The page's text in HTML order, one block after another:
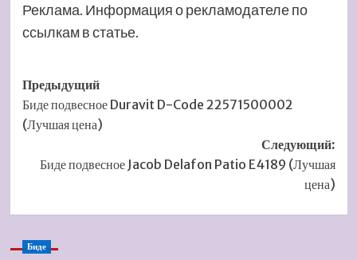
Реклама. Информация о рекламодателе по
ссылкам в статье.
Навигация
записи
Предыдущий
Биде подвесное Duravit D-Code 22571500002
(Лучшая цена)
Следующий:
Биде подвесное Jacob Delafon Patio E4189 (Лучшая
цена)
Биде